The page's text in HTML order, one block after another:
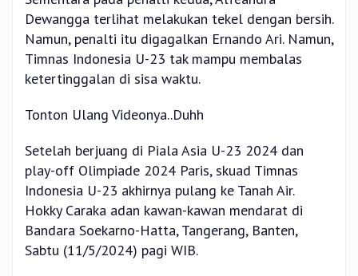
Dewangga terlihat melakukan tekel dengan bersih.
Namun, penalti itu digagalkan Ernando Ari. Namun,
Timnas Indonesia U-23 tak mampu membalas
ketertinggalan di sisa waktu.
Tonton Ulang Videonya..Duhh
Setelah berjuang di Piala Asia U-23 2024 dan
play-off Olimpiade 2024 Paris, skuad Timnas
Indonesia U-23 akhirnya pulang ke Tanah Air.
Hokky Caraka adan kawan-kawan mendarat di
Bandara Soekarno-Hatta, Tangerang, Banten,
Sabtu (11/5/2024) pagi WIB.